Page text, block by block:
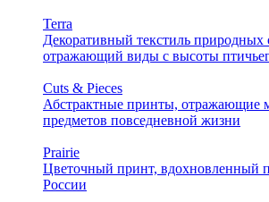
Terra
Декоративный текстиль природных
отражающий виды с высоты
Cuts & Pieces
Абстрактные принты, отражающие
предметов повседневной жизни
Prairie
Цветочный принт, вдохновленный
России